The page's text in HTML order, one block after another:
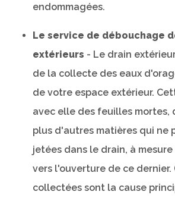
endommagées.
Le service de débouchage
extérieurs - Le drain
de la collecte des eaux
de votre espace extérieur.
avec elle des feuilles mortes,
plus d'autres matières qui ne
jetées dans le drain, à
vers l'ouverture de ce dernier.
collectées sont la cause